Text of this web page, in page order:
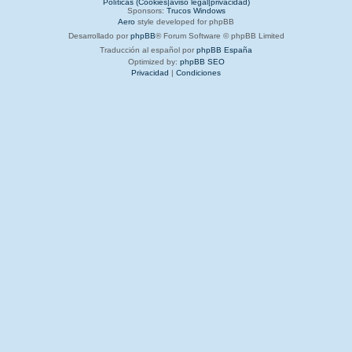
Sponsors: Trucos Windows
Aero style developed for phpBB
Desarrollado por phpBB® Forum Software © phpBB Limited
Traducción al español por phpBB España
Optimized by: phpBB SEO
Privacidad | Condiciones